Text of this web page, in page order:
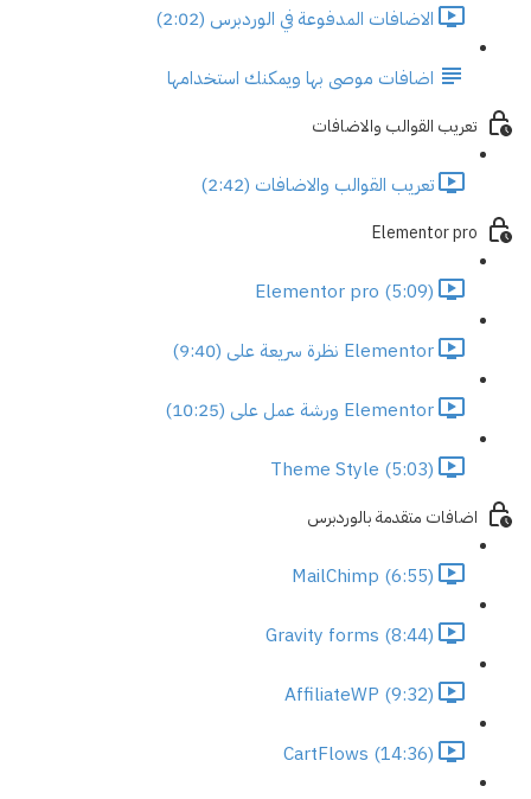
الاضافات المدفوعة في الوردبرس (2:02)
اضافات موصى بها ويمكنك استخدامها
تعريب القوالب والاضافات
تعريب القوالب والاضافات (2:42)
Elementor pro
Elementor pro (5:09)
Elementor نظرة سريعة على (9:40)
Elementor ورشة عمل على (10:25)
Theme Style (5:03)
اضافات متقدمة بالوردبرس
MailChimp (6:55)
Gravity forms (8:44)
AffiliateWP (9:32)
CartFlows (14:36)